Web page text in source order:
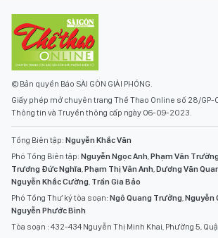
© Bản quyền Báo SÀI GÒN GIẢI PHÓNG.
Giấy phép mở chuyên trang Thể Thao Online số 28/GP-
Thông tin và Truyền thông cấp ngày 06-09-2023.
Tổng Biên tập: Nguyễn Khắc Văn
Phó Tổng Biên tập: Nguyễn Ngọc Anh,Phạm Văn Trường
Trương Đức Nghĩa,Phạm Thị Vân Anh,Dương Văn
Nguyễn Khắc Cường, Trần Gia Bảo
Phó Tổng Thư ký tòa soạn: Ngô Quang Trưởng,Nguyễn
Nguyễn Phước Bình
Tòa soạn : 432-434 Nguyễn Thị Minh Khai, Phường 5,